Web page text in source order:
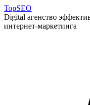
TopSEO
Digital агенство
интернет-маркетинга